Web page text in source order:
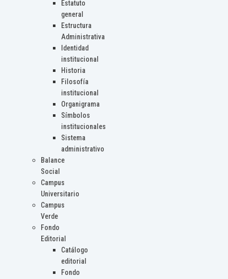
Estatuto
general
Estructura
Administrativa
Identidad
institucional
Historia
Filosofía
institucional
Organigrama
Símbolos
institucionales
Sistema
administrativo
Balance
Social
Campus
Universitario
Campus
Verde
Fondo
Editorial
Catálogo
editorial
Fondo